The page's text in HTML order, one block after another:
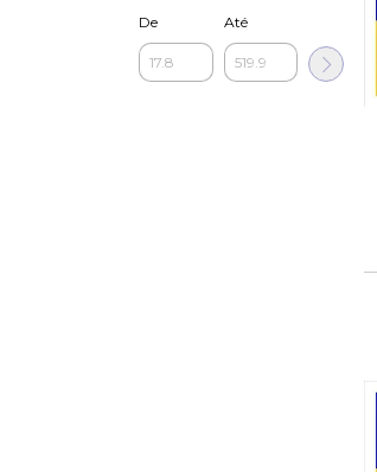
De Até